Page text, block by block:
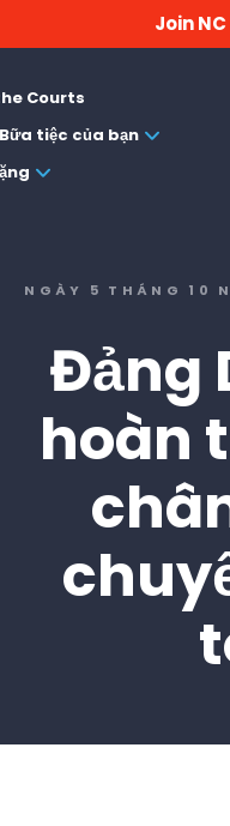
Join
Courts
Bữa tiệc của bạn
NGÀY 5 THÁNG 10
Đảng
hoàn